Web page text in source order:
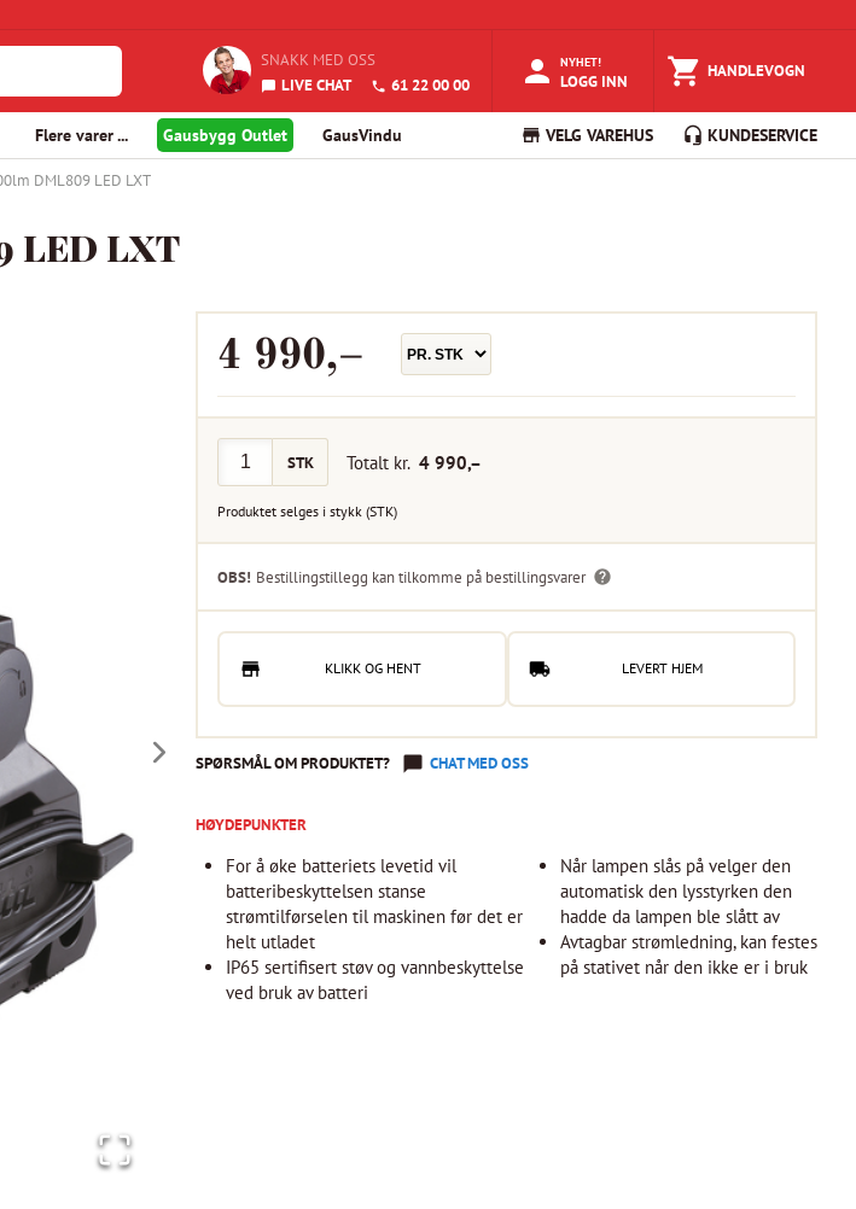
SNAKK MED OSS
LIVE CHAT
61 22 00 00
NYHET!
LOGG INN HANDLEVOGN
Flere varer ... Gausbygg Outlet GausVindu VELG VAREHUS KUNDESERVICE
DML809 LED LXT
LED LXT
4 990,–
STK Totalt kr.4 990,–
Produktet selges istykk (STK)
OBS! Bestillingstillegg kan tilkomme på bestillingsvarer
KLIKK OG HENT LEVERT HJEM
SPØRSMÅL OM PRODUKTET? CHAT MED OSS
HØYDEPUNKTER
For å øke batteriets levetid vil
batteribeskyttelsen stanse
strømtilførselen til maskinen før det er
helt utladet
IP65 sertifisert støv og vannbeskyttelse
ved bruk av batteri
Når lampen slås på velger den
automatisk den lysstyrken den
hadde da lampen ble slått av
Avtagbar strømledning, kan festes
på stativet når den ikke er i bruk